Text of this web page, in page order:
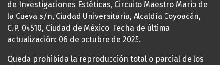
de Investigaciones Estéticas, Circuito Maestro Mario de
la Cueva s/n, Ciudad Universitaria, Alcaldía Coyoacán,
C.P. 04510, Ciudad de México. Fecha de última
actualización: 06 de octubre de 2025.
Queda prohibida la reproducción total o parcial de los